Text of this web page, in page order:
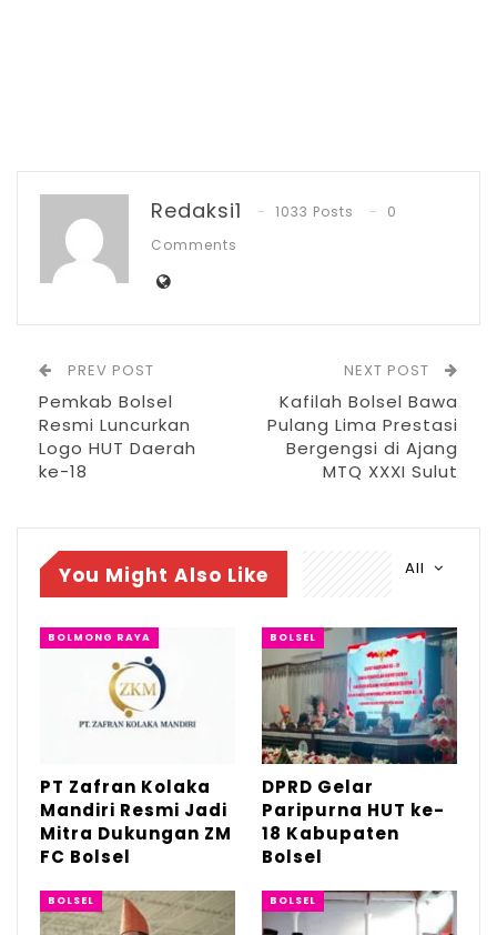
Bupati Bolsel H. Iskandar Kamaru,
menegaskan bahwa, usia ke-18 Bolsel
harus dimaknai sebagai momentum
introspeksi bersama.
RELATED POSTS
DPRD Gelar Paripurna HUT ke-18
Jul 21, 2026
HUT Bolsel ke-18, Bupati Paparkan Prestasi
dan…
“Kita seharusnya bersyukur atas perjalanan
daerah ini. Mari kirimkan doa terbaik
kepada para tokoh pemekaran dan seluruh
pihak yang telah berjasa membangun
Redaksi1 1033 Posts
0
Comments
PREV POST
Pemkab Bolsel
Resmi Luncurkan
Logo HUT Daerah
ke-18
NEXT POST
Kafilah Bolsel Bawa
Pulang Lima Prestasi
Bergengsi di Ajang
MTQ XXXI Sulut
All
You Might Also Like
BOLMONG RAYA
PT Zafran Kolaka
Mandiri Resmi Jadi
Mitra Dukungan ZM
FC Bolsel
BOLSEL
DPRD Gelar
Paripurna HUT ke-
18 Kabupaten
Bolsel
BOLSEL BOLSEL